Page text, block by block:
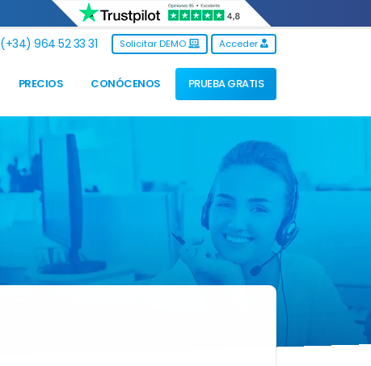
(+34) 964 52 33 31 Solicitar DEMO Acceder
PRECIOS CONÓCENOS PRUEBA GRATIS